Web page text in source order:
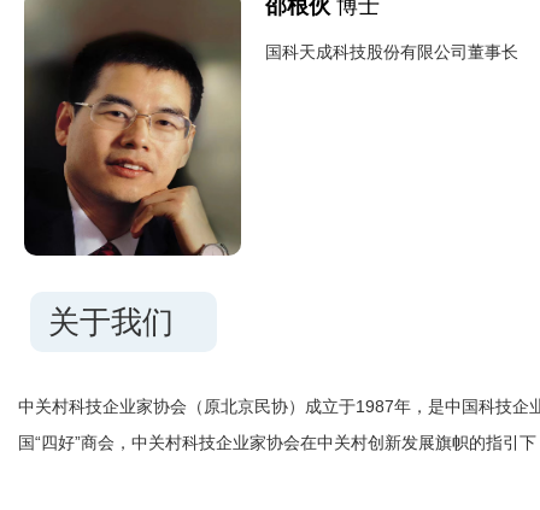
邵根伙 博士
国科天成科技股份有限公司董事长
关于我们
中关村科技企业家协会（原北京民协）成立于1987年，是中国科技企
国“四好”商会，中关村科技企业家协会在中关村创新发展旗帜的指引